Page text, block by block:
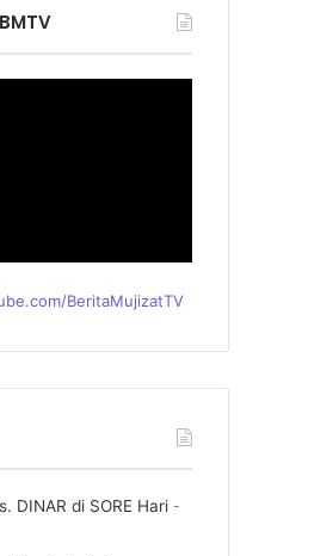
BeritaMujizatTV
DINAR di SORE Hari